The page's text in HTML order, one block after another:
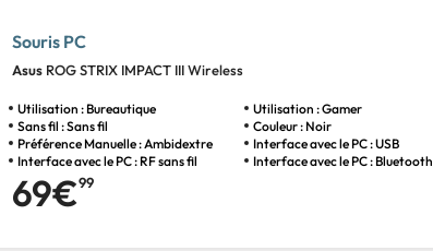
Souris PC
Asus ROG STRIX IMPACT III Wireless
Utilisation : Bureautique
Utilisation : Gamer
Sans fil : Sans fil
Couleur : Noir
Préférence Manuelle : Ambidextre
Interface avec le PC : USB
Interface avec le PC : RF sans fil
Interface avec le PC : Bluetooth
69€99